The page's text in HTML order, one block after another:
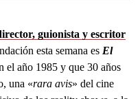
guionista y escritor
esta semana es El
el año 1985 y que 30 años
una «rara avis» del cine